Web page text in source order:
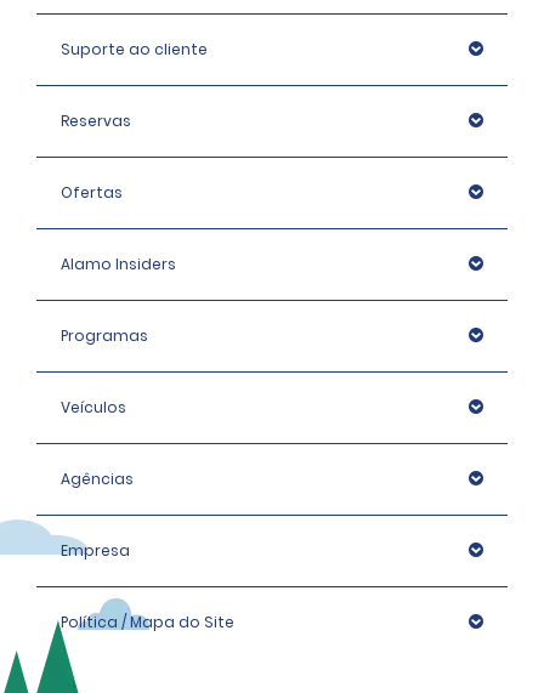
Suporte ao cliente
Reservas
Ofertas
Alamo Insiders
Programas
Veículos
Agências
Empresa
Política / Mapa do Site